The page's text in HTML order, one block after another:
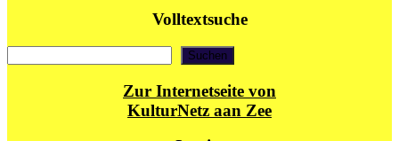
Volltextsuche
Suchen
Zur Internetseite von
KulturNetz aan Zee